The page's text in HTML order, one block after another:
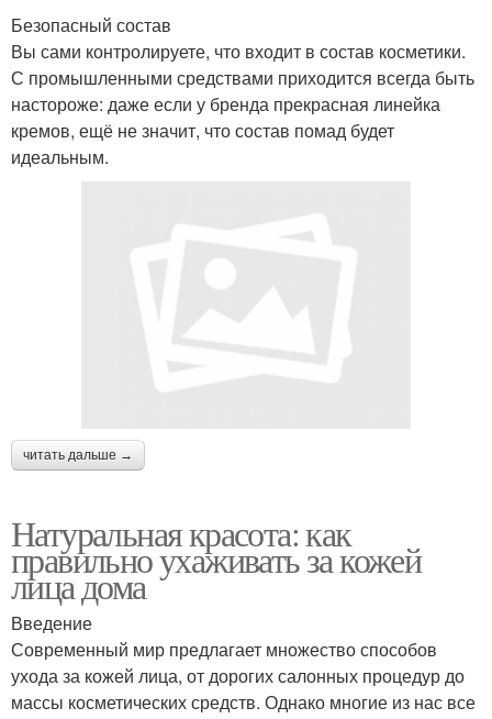
Безопасный состав
Вы сами контролируете, что входит в состав косметики.
С промышленными средствами приходится всегда быть
настороже: даже если у бренда прекрасная линейка
кремов, ещё не значит, что состав помад будет
идеальным.
читать дальше →
Натуральная красота: как
правильно ухаживать за кожей
лица дома
Введение
Современный мир предлагает множество способов
ухода за кожей лица, от дорогих салонных процедур до
массы косметических средств. Однако многие из нас все